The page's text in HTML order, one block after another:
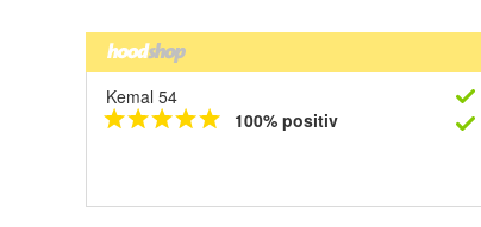
Kemal 54
100% positiv